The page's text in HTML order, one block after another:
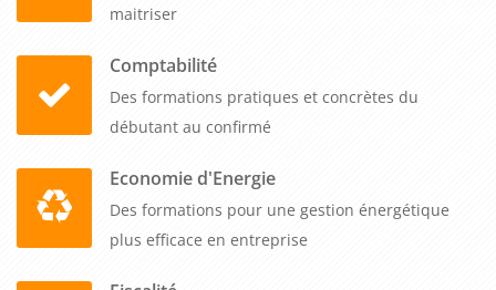
ou créer des effets visuels sophistiqués. La conception de
visuelle, d'ajouter des sous-titres pour améliorer
l'accessibilité et de créer des génériques percutants. Cette
expertise transforme vos vidéos en contenus professionnels
parfaitement alignés avec votre charte graphique et vos
standards de communication. Notre plateforme e-learning
reste accessible partout en France, depuis vos locaux ou en
télétravail. Notre garantie premier inscrit maintient l'accès
maitriser
Comptabilité
Des formations pratiques et concrètes du
débutant au confirmé
Economie d'Energie
Des formations pour une gestion énergétique
plus efficace en entreprise